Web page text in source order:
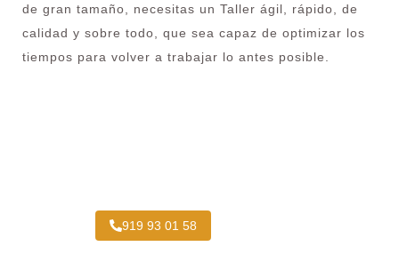
de gran tamaño, necesitas un Taller ágil, rápido, de
calidad y sobre todo, que sea capaz de optimizar los
tiempos para volver a trabajar lo antes posible.
919 93 01 58